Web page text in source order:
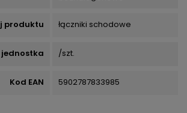
produktu łączniki schodowe
jednostka /szt.
Kod EAN 5902787833985